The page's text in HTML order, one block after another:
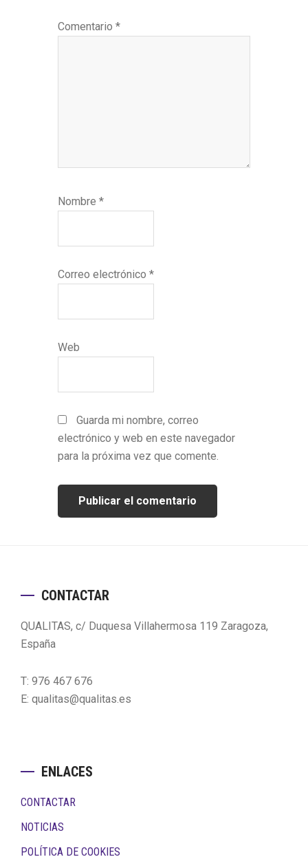
Comentario *
Nombre *
Correo electrónico *
Web
Guarda mi nombre, correo
electrónico y web en este navegador
para la próxima vez que comente.
FooterCONTACTAR
QUALITAS, c/ Duquesa Villahermosa 119 Zaragoza,
España
T: 976 467 676
E: qualitas@qualitas.es
ENLACES
CONTACTAR
NOTICIAS
POLÍTICA DE COOKIES